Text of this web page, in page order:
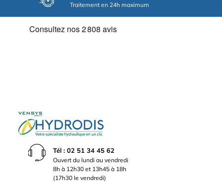
Traitement en 24h maximum
Tél : 02 51 34 45 62
Ouvert du lundi au vendredi
8h à 12h30 et 13h45 à 18h
(17h30 le vendredi)